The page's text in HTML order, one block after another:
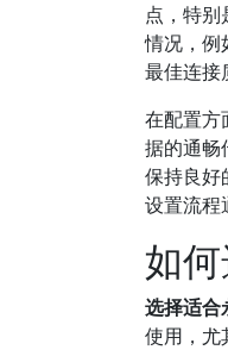
点，特
情况，例
最佳连接
在配置方
据的通畅
保持良好
设置流程
如
选择适合
使用，尤